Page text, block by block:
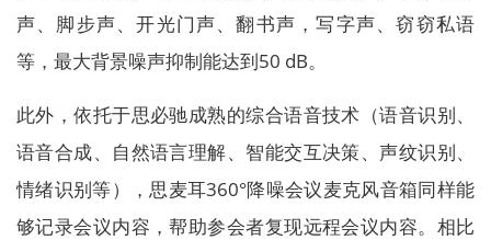
声、脚步声、开光门声、翻书声，写字声、窃窃私语
等，最大背景噪声抑制能达到50 dB。
此外，依托于思必驰成熟的综合语音技术（语音识别、
语音合成、自然语言理解、智能交互决策、声纹识别、
情绪识别等），思麦耳360°降噪会议麦克风音箱同样能
够记录会议内容，帮助参会者复现远程会议内容。相比